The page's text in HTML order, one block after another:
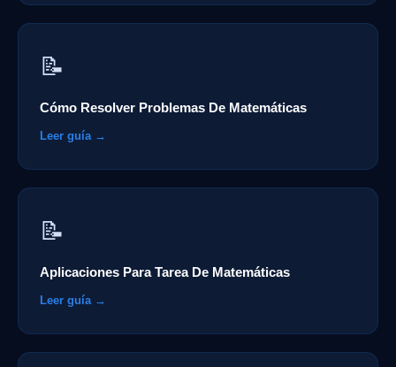
📝
Cómo Resolver Problemas De Matemáticas
Leer guía →
📝
Aplicaciones Para Tarea De Matemáticas
Leer guía →